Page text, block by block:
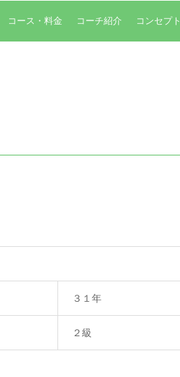
コース・料金 コーチ紹介 コンセプト
３１年
２級